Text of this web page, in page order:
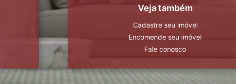
Veja também
Cadastre seu imóvel
Encomende seu imóvel
Fale conosco